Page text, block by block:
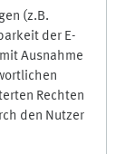
(z.B.
der E-
Ausnahme
Rechten
den Nutzer